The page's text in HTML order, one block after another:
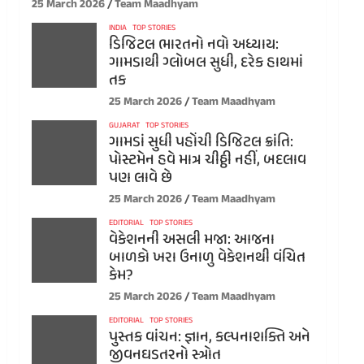
25 March 2026 Team Maadhyam
INDIA TOP STORIES
ડિજિટલ ભારતનો નવો અધ્યાય:
ગામડાથી ગ્લોબલ સુધી, દરેક હાથમાં
તક
25 March 2026 Team Maadhyam
GUJARAT TOP STORIES
ગામડાં સુધી પહોંચી ડિજિટલ ક્રાંતિ:
પોસ્ટમેન હવે માત્ર ચીઠ્ઠી નહીં, બદલાવ
પણ લાવે છે
25 March 2026 Team Maadhyam
EDITORIAL TOP STORIES
વેકેશનની અસલી મજા: આજના
બાળકો ખરા ઉનાળુ વેકેશનથી વંચિત
કેમ?
25 March 2026 Team Maadhyam
EDITORIAL TOP STORIES
પુસ્તક વાંચન: જ્ઞાન, કલ્પનાશક્તિ અને
જીવનઘડતરનો સ્ત્રોત